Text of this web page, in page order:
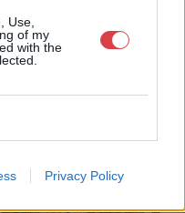
Use,
of my
with the
Privacy Policy